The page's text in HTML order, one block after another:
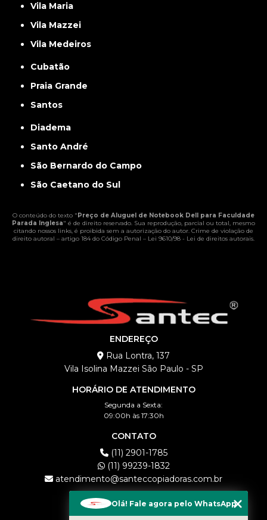
Vila Maria
Vila Mazzei
Vila Medeiros
Cubatão
Praia Grande
Santos
Diadema
Santo André
São Bernardo do Campo
São Caetano do Sul
O conteúdo do texto "Preço de Aluguel de Notebook Dell para Faculdade
Parada Inglesa" é de direito reservado. Sua reprodução, parcial ou total, mesmo
citando nossos links, é proibida sem a autorização do autor. Crime de violação de
direito autoral – artigo 184 do Código Penal – Lei 9610/98 - Lei de direitos autorais.
ENDEREÇO
Rua Lontra, 137
Vila Isolina Mazzei São Paulo - SP
HORÁRIO DE ATENDIMENTO
Segunda a Sexta:
09:00h às 17:30h
CONTATO
(11) 2901-1785
(11) 99239-1832
atendimento@santeccopiadoras.com.br
MENU
HOME
Olá! Fale agora pelo WhatsApp